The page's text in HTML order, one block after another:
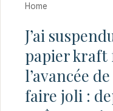
Home
J’ai
papier kraft
l’avancée
faire joli :